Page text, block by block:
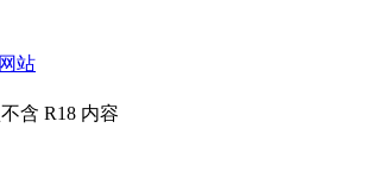
站
含 R18 内容